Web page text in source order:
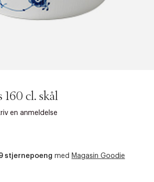
160 cl. skål
en anmeldelse
stjernepoeng med Magasin Goodie